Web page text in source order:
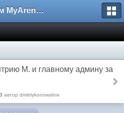
Форум MyArena.ru
М. и главному админу за
автор dmitriykonowalow